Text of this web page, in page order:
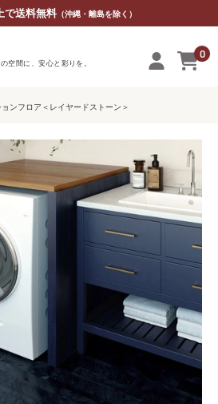
で送料無料（沖縄・離島を除く）
空間に、​安心と​彩りを。
0
ョンフロア＜レイヤードストーン＞